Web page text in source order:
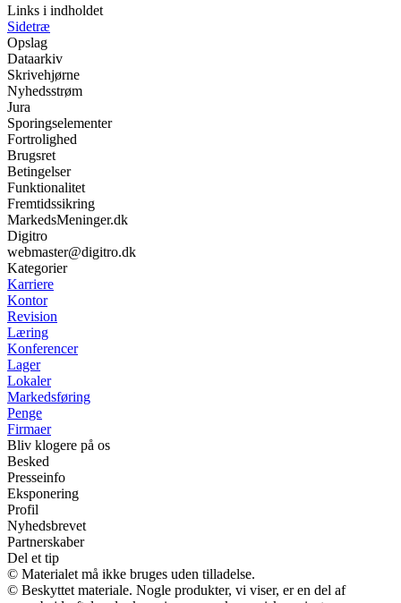
Links i indholdet
Sidetræ
Opslag
Dataarkiv
Skrivehjørne
Nyhedsstrøm
Jura
Sporingselementer
Fortrolighed
Brugsret
Betingelser
Funktionalitet
Fremtidssikring
MarkedsMeninger.dk
Digitro
webmaster@digitro.dk
Kategorier
Karriere
Kontor
Revision
Læring
Konferencer
Lager
Lokaler
Markedsføring
Penge
Firmaer
Bliv klogere på os
Besked
Presseinfo
Eksponering
Profil
Nyhedsbrevet
Partnerskaber
Del et tip
© Materialet må ikke bruges uden tilladelse.
© Beskyttet materiale. Nogle produkter, vi viser, er en del af